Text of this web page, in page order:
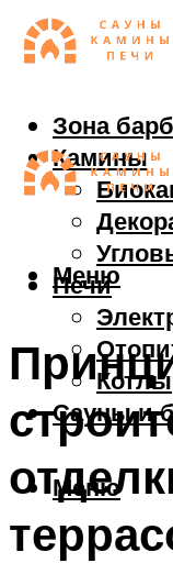
Зона
Камины
Печи
Котлы
Сауны и
Меню
Меню